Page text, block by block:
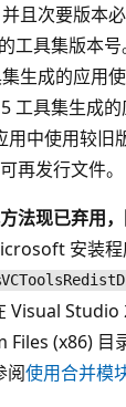
且次要版本
工具集版本号
生成的应用
工具集生成
中使用较旧
再发行文件。
法现已弃用
安装程
Visual Studio
(x86) 目
阅使用合并模